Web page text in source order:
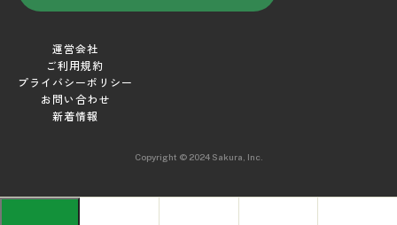
レストラン
調理人／厨房
宴会／会議
清掃
首都圏
甲信越
北陸
東海
その他
リゾート／観光ホテル
ビジネスホテル
ライフスタイル／
残業 月30時間以内
中抜け勤務なし
引越し補助
運営会社
ご利用規約
プライバシーポリシー
お問い合わせ
新着情報
Copyright © 2024 Sakura, Inc.